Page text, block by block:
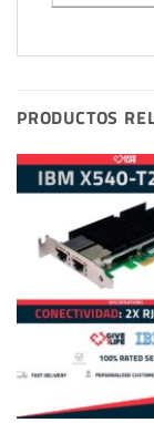
PRODUCTOS